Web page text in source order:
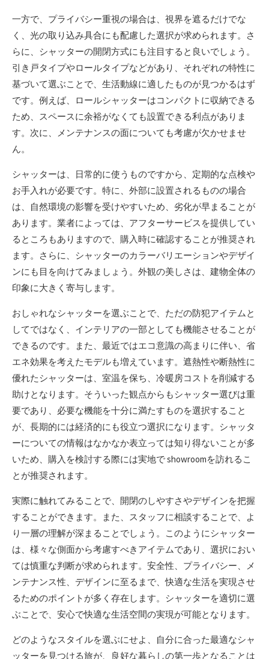
一方で、プライバシー重視の場合は、視界を遮るだけでな
く、光の取り込み具合にも配慮した選択が求められます。さ
らに、シャッターの開閉方式にも注目すると良いでしょう。
引き戸タイプやロールタイプなどがあり、それぞれの特性に
基づいて選ぶことで、生活動線に適したものが見つかるはず
です。例えば、ロールシャッターはコンパクトに収納できる
ため、スペースに余裕がなくても設置できる利点がありま
す。次に、メンテナンスの面についても考慮が欠かせませ
ん。
シャッターは、日常的に使うものですから、定期的な点検や
お手入れが必要です。特に、外部に設置されるものの場合
は、自然環境の影響を受けやすいため、劣化が早まることが
あります。業者によっては、アフターサービスを提供してい
るところもありますので、購入時に確認することが推奨され
ます。さらに、シャッターのカラーバリエーションやデザイ
ンにも目を向けてみましょう。外観の美しさは、建物全体の
印象に大きく寄与します。
おしゃれなシャッターを選ぶことで、ただの防犯アイテムと
してではなく、インテリアの一部としても機能させることが
できるのです。また、最近ではエコ意識の高まりに伴い、省
エネ効果を考えたモデルも増えています。遮熱性や断熱性に
優れたシャッターは、室温を保ち、冷暖房コストを削減する
助けとなります。そういった観点からもシャッター選びは重
要であり、必要な機能を十分に満たすものを選択すること
が、長期的には経済的にも役立つ選択になります。シャッタ
ーについての情報はなかなか表立っては知り得ないことが多
いため、購入を検討する際には実地で showroomを訪れるこ
とが推奨されます。
実際に触れてみることで、開閉のしやすさやデザインを把握
することができます。また、スタッフに相談することで、よ
り一層の理解が深まることでしょう。このようにシャッター
は、様々な側面から考慮すべきアイテムであり、選択におい
ては慎重な判断が求められます。安全性、プライバシー、メ
ンテナンス性、デザインに至るまで、快適な生活を実現させ
るためのポイントが多く存在します。シャッターを適切に選
ぶことで、安心で快適な生活空間の実現が可能となります。
どのようなスタイルを選ぶにせよ、自分に合った最適なシャ
ッターを見つける旅が、良好な暮らしの第一歩となることは